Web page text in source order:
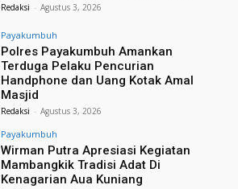
Redaksi - Agustus 3, 2026
Payakumbuh
Polres Payakumbuh Amankan
Terduga Pelaku Pencurian
Handphone dan Uang Kotak Amal
Masjid
Redaksi - Agustus 3, 2026
Payakumbuh
Wirman Putra Apresiasi Kegiatan
Mambangkik Tradisi Adat Di
Kenagarian Aua Kuniang